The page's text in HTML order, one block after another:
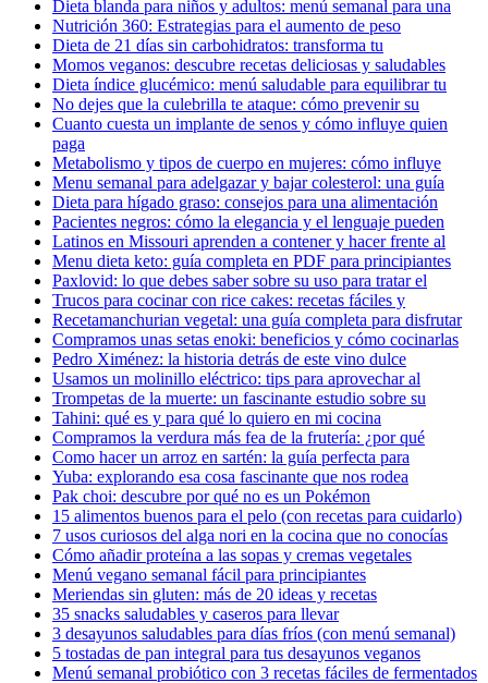
Dieta blanda para niños y adultos: menú semanal para una
Nutrición 360: Estrategias para el aumento de peso
Dieta de 21 días sin carbohidratos: transforma tu
Momos veganos: descubre recetas deliciosas y saludables
Dieta índice glucémico: menú saludable para equilibrar tu
No dejes que la culebrilla te ataque: cómo prevenir su
Cuanto cuesta un implante de senos y cómo influye quien
paga
Metabolismo y tipos de cuerpo en mujeres: cómo influye
Menu semanal para adelgazar y bajar colesterol: una guía
Dieta para hígado graso: consejos para una alimentación
Pacientes negros: cómo la elegancia y el lenguaje pueden
Latinos en Missouri aprenden a contener y hacer frente al
Menu dieta keto: guía completa en PDF para principiantes
Paxlovid: lo que debes saber sobre su uso para tratar el
Trucos para cocinar con rice cakes: recetas fáciles y
Recetamanchurian vegetal: una guía completa para disfrutar
Compramos unas setas enoki: beneficios y cómo cocinarlas
Pedro Ximénez: la historia detrás de este vino dulce
Usamos un molinillo eléctrico: tips para aprovechar al
Trompetas de la muerte: un fascinante estudio sobre su
Tahini: qué es y para qué lo quiero en mi cocina
Compramos la verdura más fea de la frutería: ¿por qué
Como hacer un arroz en sartén: la guía perfecta para
Yuba: explorando esa cosa fascinante que nos rodea
Pak choi: descubre por qué no es un Pokémon
15 alimentos buenos para el pelo (con recetas para cuidarlo)
7 usos curiosos del alga nori en la cocina que no conocías
Cómo añadir proteína a las sopas y cremas vegetales
Menú vegano semanal fácil para principiantes
Meriendas sin gluten: más de 20 ideas y recetas
35 snacks saludables y caseros para llevar
3 desayunos saludables para días fríos (con menú semanal)
5 tostadas de pan integral para tus desayunos veganos
Menú semanal probiótico con 3 recetas fáciles de fermentados